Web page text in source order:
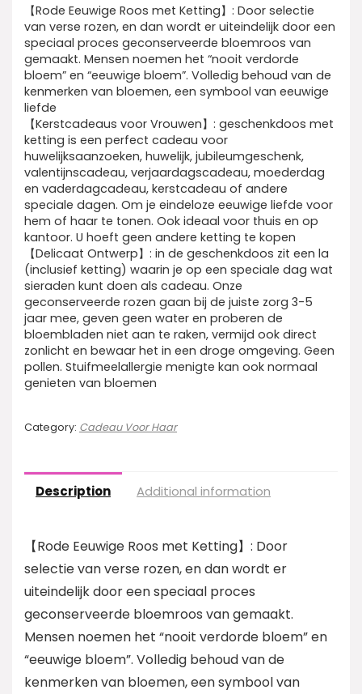
【Rode Eeuwige Roos met Ketting】: Door selectie
van verse rozen, en dan wordt er uiteindelijk door een
speciaal proces geconserveerde bloemroos van
gemaakt. Mensen noemen het “nooit verdorde
bloem” en “eeuwige bloem”. Volledig behoud van de
kenmerken van bloemen, een symbool van eeuwige
liefde
【Kerstcadeaus voor Vrouwen】: geschenkdoos met
ketting is een perfect cadeau voor
huwelijksaanzoeken, huwelijk, jubileumgeschenk,
valentijnscadeau, verjaardagscadeau, moederdag
en vaderdagcadeau, kerstcadeau of andere
speciale dagen. Om je eindeloze eeuwige liefde voor
hem of haar te tonen. Ook ideaal voor thuis en op
kantoor. U hoeft geen andere ketting te kopen
【Delicaat Ontwerp】: in de geschenkdoos zit een la
(inclusief ketting) waarin je op een speciale dag wat
sieraden kunt doen als cadeau. Onze
geconserveerde rozen gaan bij de juiste zorg 3-5
jaar mee, geven geen water en proberen de
bloembladen niet aan te raken, vermijd ook direct
zonlicht en bewaar het in een droge omgeving. Geen
pollen. Stuifmeelallergie menigte kan ook normaal
genieten van bloemen
Category: Cadeau Voor Haar
Description Additional information
【Rode Eeuwige Roos met Ketting】: Door
selectie van verse rozen, en dan wordt er
uiteindelijk door een speciaal proces
geconserveerde bloemroos van gemaakt.
Mensen noemen het “nooit verdorde bloem” en
“eeuwige bloem”. Volledig behoud van de
kenmerken van bloemen, een symbool van